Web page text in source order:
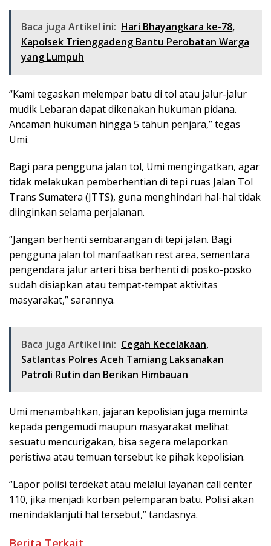
Baca juga Artikel ini: Hari Bhayangkara ke-78,
Kapolsek Trienggadeng Bantu Perobatan Warga
yang Lumpuh
“Kami tegaskan melempar batu di tol atau jalur-jalur
mudik Lebaran dapat dikenakan hukuman pidana.
Ancaman hukuman hingga 5 tahun penjara,” tegas
Umi.
Bagi para pengguna jalan tol, Umi mengingatkan, agar
tidak melakukan pemberhentian di tepi ruas Jalan Tol
Trans Sumatera (JTTS), guna menghindari hal-hal tidak
diinginkan selama perjalanan.
“Jangan berhenti sembarangan di tepi jalan. Bagi
pengguna jalan tol manfaatkan rest area, sementara
pengendara jalur arteri bisa berhenti di posko-posko
sudah disiapkan atau tempat-tempat aktivitas
masyarakat,” sarannya.
Baca juga Artikel ini: Cegah Kecelakaan,
Satlantas Polres Aceh Tamiang Laksanakan
Patroli Rutin dan Berikan Himbauan
Umi menambahkan, jajaran kepolisian juga meminta
kepada pengemudi maupun masyarakat melihat
sesuatu mencurigakan, bisa segera melaporkan
peristiwa atau temuan tersebut ke pihak kepolisian.
“Lapor polisi terdekat atau melalui layanan call center
110, jika menjadi korban pelemparan batu. Polisi akan
menindaklanjuti hal tersebut,” tandasnya.
Berita Terkait